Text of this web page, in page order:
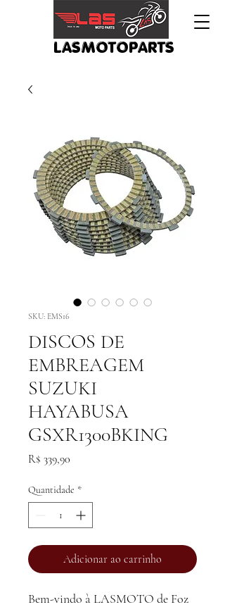
LASMOTOPARTS
SKU: EMS16
DISCOS DE
EMBREAGEM
SUZUKI
HAYABUSA
GSXR1300BKING
R$ 339,90
Quantidade *
Adicionar ao carrinho
Bem-vindo à LASMOTO de Foz